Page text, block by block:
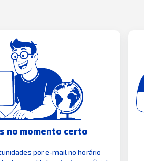
no momento certo
por e-mail no horário